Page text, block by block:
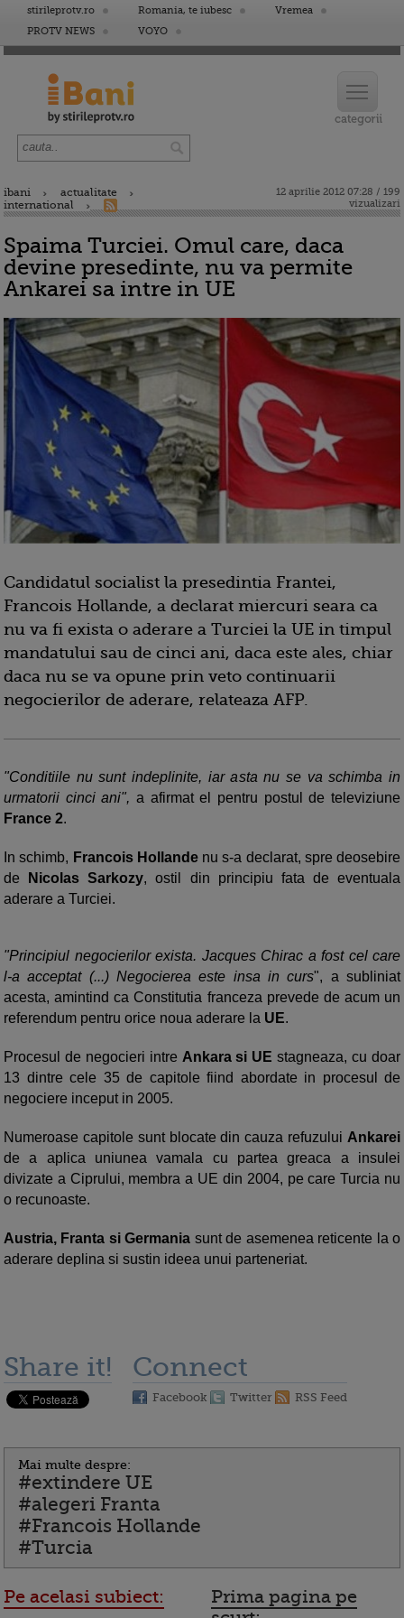
stirileprotv.ro Romania, te iubesc
Vremea
PROTV NEWS
VOYO
ibani
actualitate
international
12 aprilie 2012 07:28 / 199
vizualizari
Spaima Turciei. Omul care, daca
devine presedinte, nu va permite
Ankarei sa intre in UE
Candidatul socialist la presedintia Frantei,
Francois Hollande, a declarat miercuri seara ca
nu va fi exista o aderare a Turciei la UE in timpul
mandatului sau de cinci ani, daca este ales, chiar
daca nu se va opune prin veto continuarii
negocierilor de aderare, relateaza AFP.
"Conditiile nu sunt indeplinite, iar asta nu se va schimba in
urmatorii cinci ani", a afirmat el pentru postul de televiziune
France 2.
In schimb, Francois Hollande nu s-a declarat, spre deosebire
de
Nicolas Sarkozy, ostil din principiu fata de eventuala
aderare a Turciei.
"Principiul negocierilor exista. Jacques Chirac a fost cel care
l-a acceptat (...) Negocierea este insa in curs", a subliniat
acesta, amintind ca Constitutia franceza prevede de acum un
referendum pentru orice noua aderare la UE.
Procesul de negocieri intre Ankara si UE stagneaza, cu doar
13 dintre cele 35 de capitole fiind abordate in procesul de
negociere inceput in 2005.
Numeroase capitole sunt blocate din cauza refuzului Ankarei
de a aplica uniunea vamala cu partea greaca a insulei
divizate a Ciprului, membra a UE din 2004, pe care Turcia nu
o recunoaste.
Austria, Franta si Germania sunt de asemenea reticente la o
aderare deplina si sustin ideea unui parteneriat.
Share it! Connect
Facebook Twitter RSS Feed
Mai multe despre:
#extindere UE
#alegeri Franta
#Francois Hollande
#Turcia
Pe acelasi subiect:
Prima pagina pe